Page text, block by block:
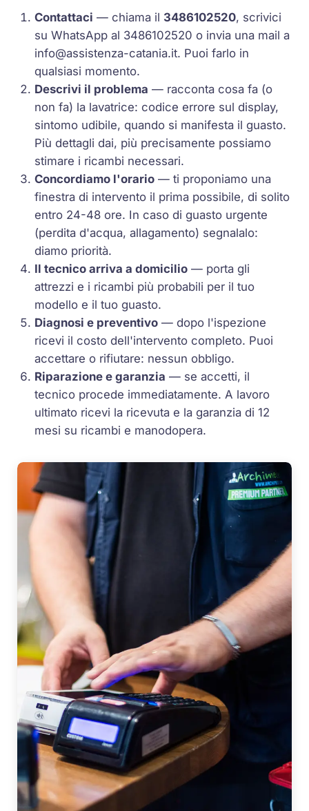
Contattaci — chiama il 3486102520, scrivici
su WhatsApp al 3486102520 o invia una mail a
info@assistenza-catania.it. Puoi farlo in
qualsiasi momento.
Descrivi il problema — racconta cosa fa (o
non fa) la lavatrice: codice errore sul display,
sintomo udibile, quando si manifesta il guasto.
Più dettagli dai, più precisamente possiamo
stimare i ricambi necessari.
Concordiamo l'orario — ti proponiamo una
finestra di intervento il prima possibile, di solito
entro 24-48 ore. In caso di guasto urgente
(perdita d'acqua, allagamento) segnalalo:
diamo priorità.
Il tecnico arriva a domicilio — porta gli
attrezzi e i ricambi più probabili per il tuo
modello e il tuo guasto.
Diagnosi e preventivo — dopo l'ispezione
ricevi il costo dell'intervento completo. Puoi
accettare o rifiutare: nessun obbligo.
Riparazione e garanzia — se accetti, il
tecnico procede immediatamente. A lavoro
ultimato ricevi la ricevuta e la garanzia di 12
mesi su ricambi e manodopera.